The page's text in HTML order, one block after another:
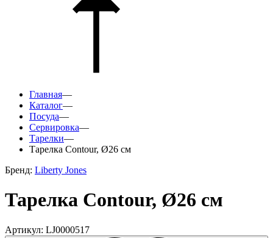
Главная—
Каталог—
Посуда—
Сервировка—
Тарелки—
Тарелка Contour, Ø26 см
Бренд: Liberty Jones
Тарелка Contour, Ø26 см
Артикул: LJ0000517